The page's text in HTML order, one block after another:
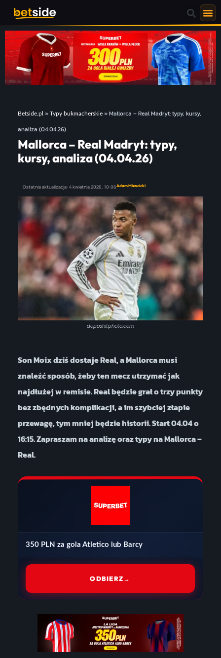
Betside.pl » Typy bukmacherskie»Mallorca – Real Madryt: typy, kursy,
analiza (04.04.26)
Mallorca – Real Madryt: typy,
kursy, analiza (04.04.26)
Ostatnia aktualizacja: 4 kwietnia 2026, 10:06Adam Miencicki
deposhitphoto.com
Son Moix dziś dostaje Real, a Mallorca musi
znaleźć sposób, żeby ten mecz utrzymać jak
najdłużej w remisie. Real będzie grał o trzy punkty
bez zbędnych komplikacji, a im szybciej złapie
przewagę, tym mniej będzie historii. Start 04.04 o
16:15. Zapraszam na analizę oraz typy na Mallorca –
Real.
350 PLN za gola Atletico lub Barcy
ODBIERZ→